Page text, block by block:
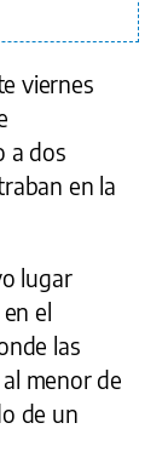
viernes
a dos
en la
lugar
el
las
menor de
de un